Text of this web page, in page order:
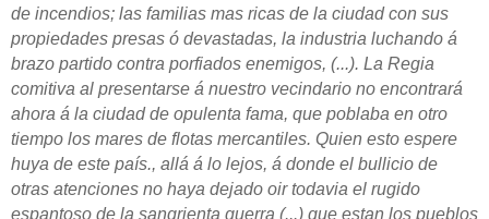
de incendios; las familias mas ricas de la ciudad con sus
propiedades presas ó devastadas, la industria luchando á
brazo partido contra porfiados enemigos, (...). La Regia
comitiva al presentarse á nuestro vecindario no encontrará
ahora á la ciudad de opulenta fama, que poblaba en otro
tiempo los mares de flotas mercantiles. Quien esto espere
huya de este país., allá á lo lejos, á donde el bullicio de
otras atenciones no haya dejado oir todavia el rugido
espantoso de la sangrienta guerra (...) que estan los pueblos